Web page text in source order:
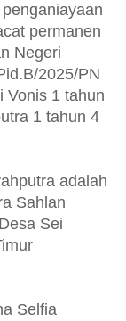
permanen
Negeri
2025/PN
Vonis 1 tahun
1 tahun 4
adalah
Sahlan
Sei
Selfia